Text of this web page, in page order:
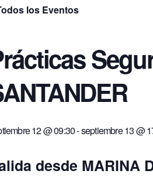
Básica (PNB)
De Recreo (PER)
(CY)
los Eventos
12 @ 09:30-septiembre 13 @
desde MARINA